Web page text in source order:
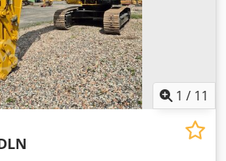
1 / 11